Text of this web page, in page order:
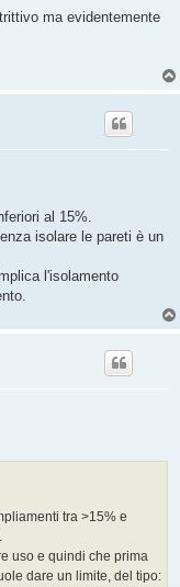
ma evidentemente
al 15%.
isolare le pareti è un
l'isolamento
tra >15% e
uso e quindi che prima
dare un limite, del tipo: